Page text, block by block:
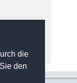
die
den